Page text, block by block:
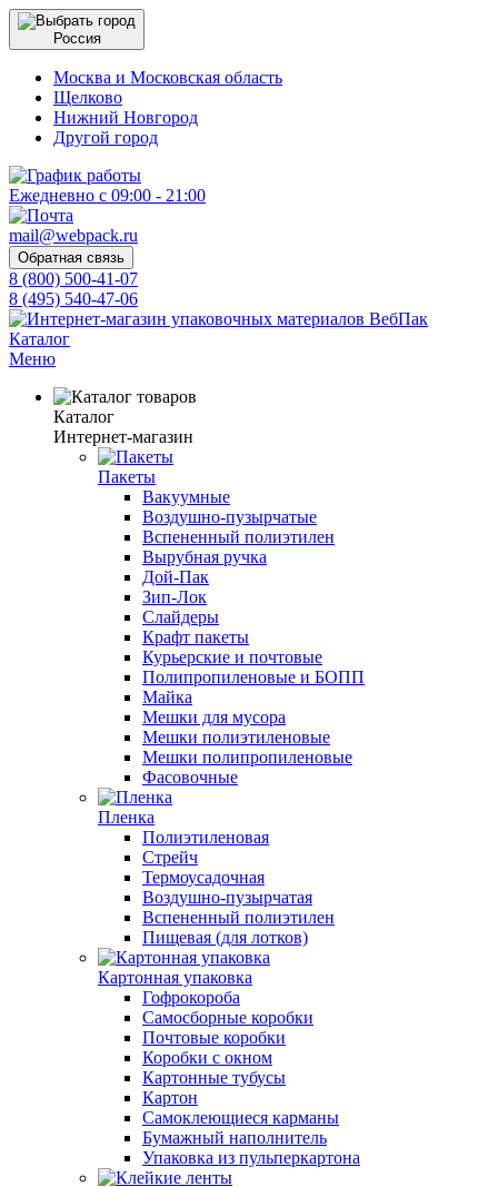
Россия
Москва и Московская область
Щелково
Нижний Новгород
Другой город
Ежедневно с 09:00 - 21:00
mail@webpack.ru
Обратная связь
8 (800) 500-41-07
8 (495) 540-47-06
Каталог
Меню
Каталог
Интернет-магазин
Пакеты
Вакуумные
Воздушно-пузырчатые
Вспененный полиэтилен
Вырубная ручка
Дой-Пак
Зип-Лок
Слайдеры
Крафт пакеты
Курьерские и почтовые
Полипропиленовые и БОПП
Майка
Мешки для мусора
Мешки полиэтиленовые
Мешки полипропиленовые
Фасовочные
Пленка
Полиэтиленовая
Стрейч
Термоусадочная
Воздушно-пузырчатая
Вспененный полиэтилен
Пищевая (для лотков)
Картонная упаковка
Гофрокороба
Самосборные коробки
Почтовые коробки
Коробки с окном
Картонные тубусы
Картон
Самоклеющиеся карманы
Бумажный наполнитель
Упаковка из пульперкартона